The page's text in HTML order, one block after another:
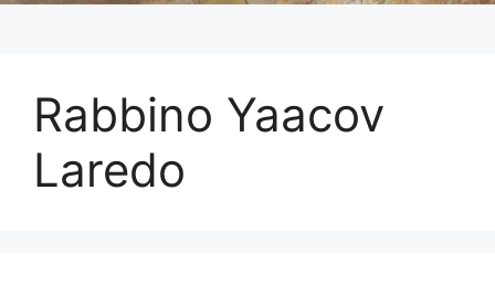
Rabbino Yaacov
Laredo